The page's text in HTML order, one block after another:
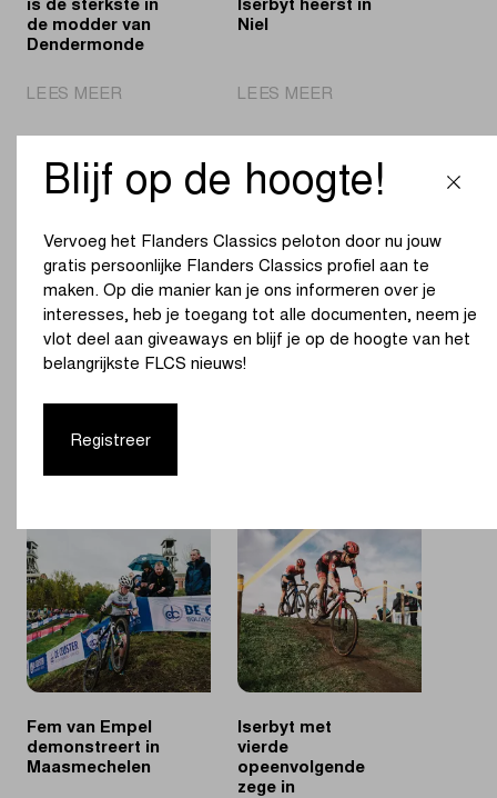
profs
is de sterkste in
de modder van
Dendermonde
LEES MEER
is
de
in
de
modder
van
Dendermonde
Iserbyt heerst in
Niel
LEES MEER
heerst
in
Twee op twee
voor Alvarado in
voor
Alvarado
in
Niel
Lars van der Haar
der
Haar
boekt
mooie
overwinning
in
Maasmechelen
Fem van Empel
demonstreert in
Maasmechelen
Iserbyt met
vierde
opeenvolgende
zege in
Blijf op de hoogte!
Vervoeg het Flanders Classics peloton door nu jouw
gratis persoonlijke Flanders Classics profiel aan te
maken. Op die manier kan je ons informeren over je
interesses, heb je toegang tot alle documenten, neem je
vlot deel aan giveaways en blijf je op de hoogte van het
belangrijkste FLCS nieuws!
Registreer